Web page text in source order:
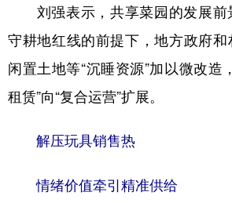
刘强表示，共享菜园的发展前
守耕地红线的前提下，地方政府
闲置土地等“沉睡资源”加以微改造
租赁”向“复合运营”扩展。
解压玩具销售热
情绪价值牵引精准供给